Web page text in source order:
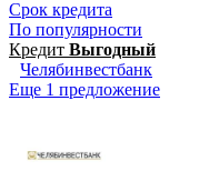
Срок кредита
По популярности
Кредит Выгодный
Челябинвестбанк
Еще 1 предложение